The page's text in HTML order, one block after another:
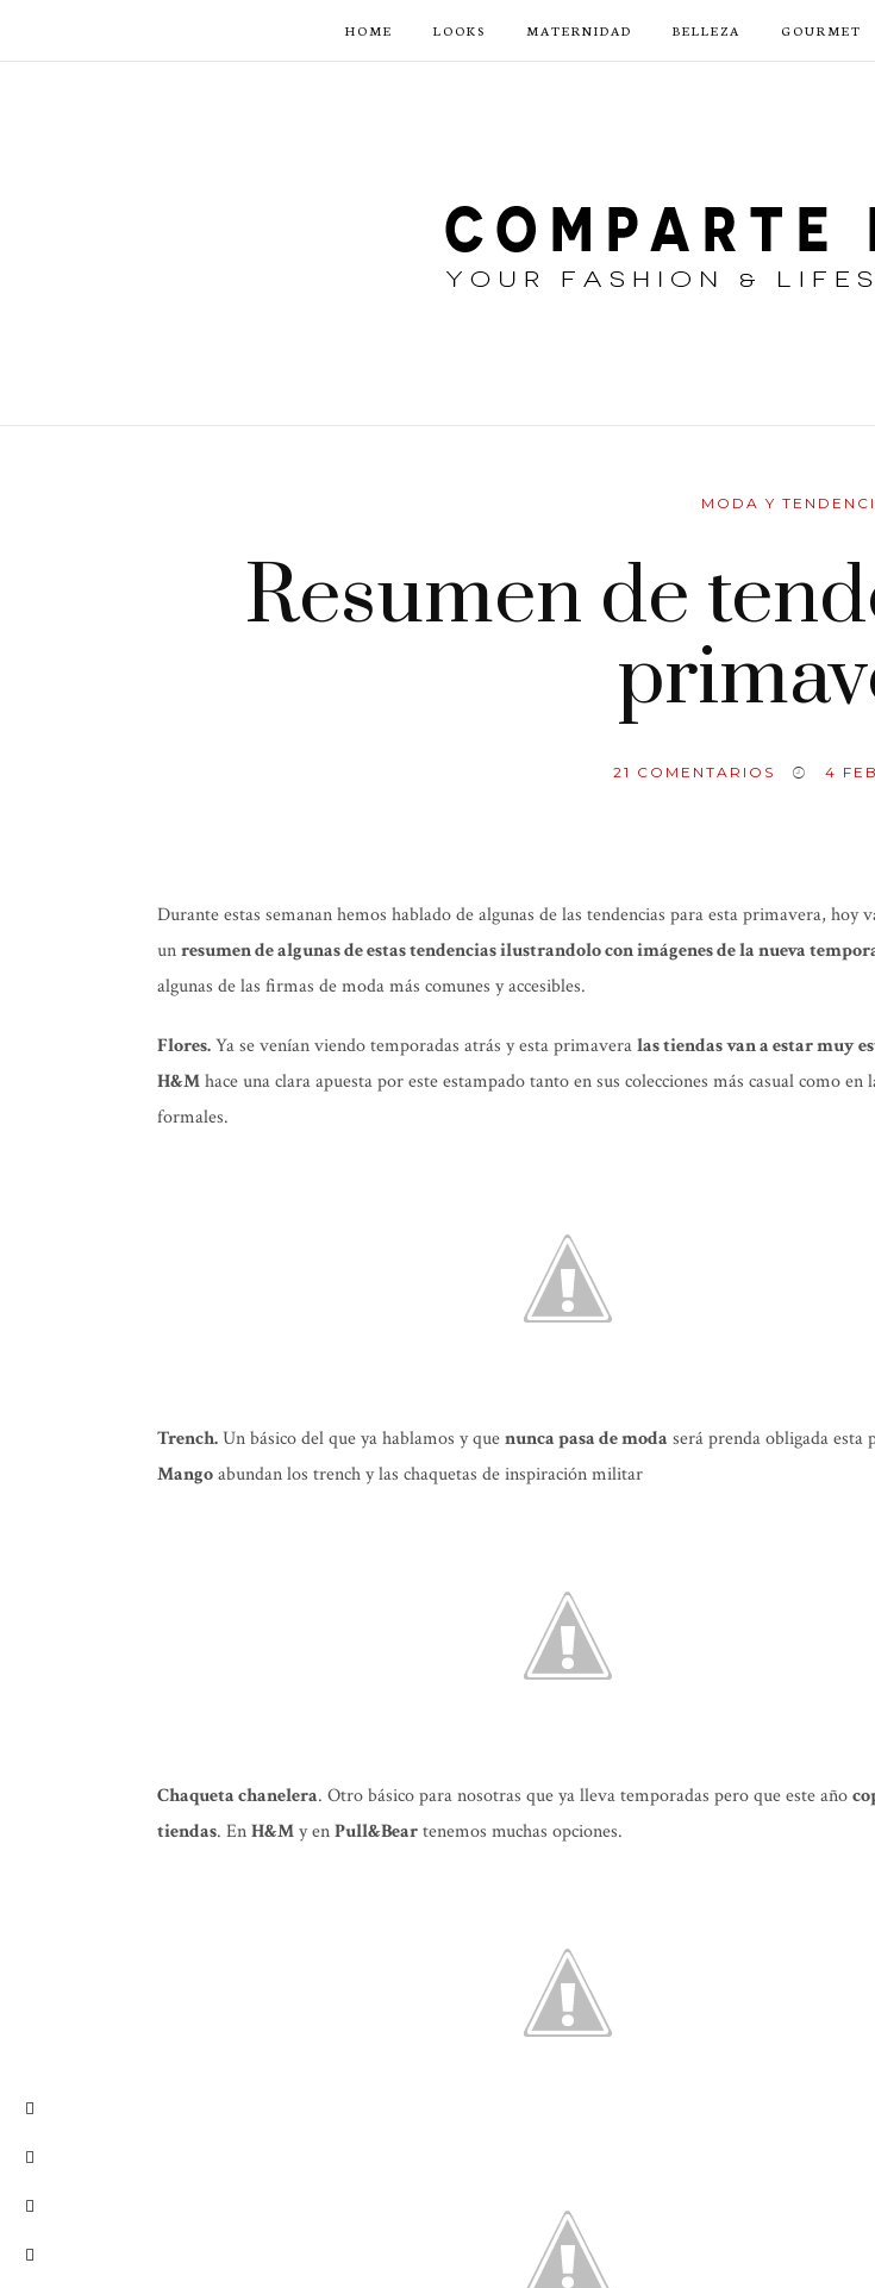
HOME LOOKS MATERNIDAD BELLEZA GOURMET
MODA Y
Resumen de
21 COMENTARIOS 4
Durante estas semanan hemos hablado de algunas de las tendencias para esta primavera, hoy
unresumen de algunas de estas tendencias ilustrandolo con imágenes de la nueva
algunas de las firmas de moda más comunes y accesibles.
Flores.Ya se venían viendo temporadas atrás y esta primaveralas tiendas van a estar muy
H&Mhace una clara apuesta por este estampado tanto en sus colecciones más casual como en
formales.
Trench.Un básico del que ya hablamos y quenunca pasa de moda será prenda obligada esta
Mangoabundan los trench y las chaquetas de inspiración militar
Chaqueta chanelera. Otro básico para nosotras que ya lleva temporadas pero que este año
tiendas. EnH&My enPull&Beartenemos muchas opciones.